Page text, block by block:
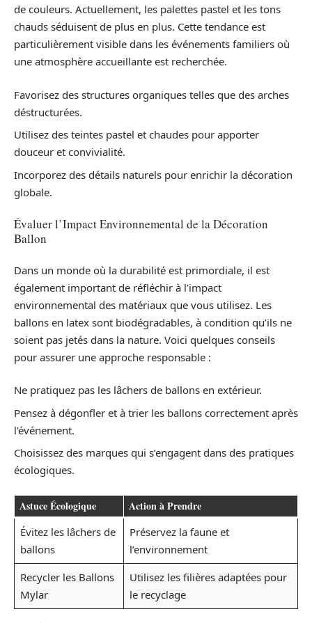
de couleurs. Actuellement, les palettes pastel et les tons
chauds séduisent de plus en plus. Cette tendance est
particulièrement visible dans les événements familiers où
une atmosphère accueillante est recherchée.
Favorisez des structures organiques telles que des arches
déstructurées.
Utilisez des teintes pastel et chaudes pour apporter
douceur et convivialité.
Incorporez des détails naturels pour enrichir la décoration
globale.
Évaluer l’Impact Environnemental de la Décoration
Ballon
Dans un monde où la durabilité est primordiale, il est
également important de réfléchir à l’impact
environnemental des matériaux que vous utilisez. Les
ballons en latex sont biodégradables, à condition qu’ils ne
soient pas jetés dans la nature. Voici quelques conseils
pour assurer une approche responsable :
Ne pratiquez pas les lâchers de ballons en extérieur.
Pensez à dégonfler et à trier les ballons correctement après
l’événement.
Choisissez des marques qui s’engagent dans des pratiques
écologiques.
Astuce Écologique Action à Prendre
Évitez les lâchers de
ballons
Préservez la faune et
l’environnement
Recycler les Ballons
Mylar
Utilisez les filières adaptées pour
le recyclage